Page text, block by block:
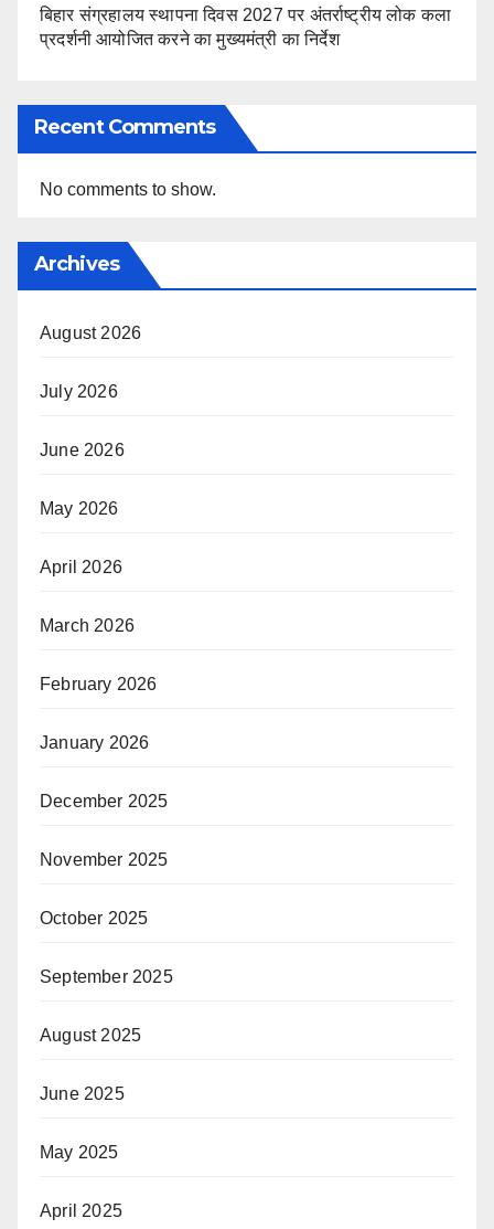
बिहार संग्रहालय स्थापना दिवस 2027 पर अंतर्राष्ट्रीय लोक कला
प्रदर्शनी आयोजित करने का मुख्यमंत्री का निर्देश
Recent Comments
No comments to show.
Archives
August 2026
July 2026
June 2026
May 2026
April 2026
March 2026
February 2026
January 2026
December 2025
November 2025
October 2025
September 2025
August 2025
June 2025
May 2025
April 2025